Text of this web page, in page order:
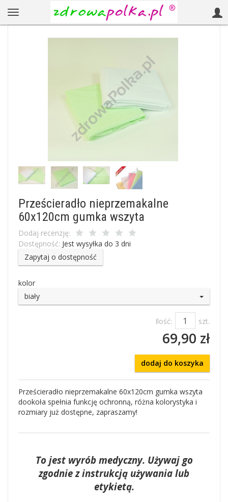
Prześcieradło nieprzemakalne
60x120cm gumka wszyta
Dodaj recenzję:
Dostępność: Jest wysyłka do 3 dni
Zapytaj o dostępność
kolor
biały
Ilość: szt.
69,90 zł
dodaj do koszyka
Prześcieradło nieprzemakalne 60x120cm gumka wszyta
dookoła spełnia funkcję ochronną, różna kolorystyka i
rozmiary już dostępne, zapraszamy!
To jest wyrób medyczny. Używaj go
zgodnie z instrukcją używania lub
etykietą.